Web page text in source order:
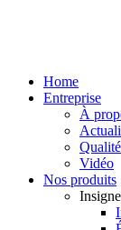
Home
Entreprise
À
Qualité
Vidéo
Nos produits
Insigne